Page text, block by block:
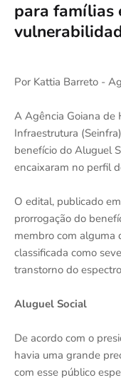
para famílias
Por Kattia Barreto -
A Agência Goiana de
Infraestrutura
benefício do Aluguel
encaixaram no perfil
O edital, publicado
prorrogação do
membro com alguma
classificada como
transtorno do
Aluguel Social
De acordo com o
havia uma grande
com esse público